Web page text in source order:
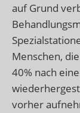
auf Grund
Menschen,
40% nach
vorher